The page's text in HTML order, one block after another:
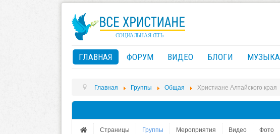
ГЛАВНАЯ ФОРУМ ВИДЕО БЛОГИ МУЗЫКА
Главная Группы Общая Христиане Алтайского края
Страницы Группы Мероприятия Видео Фото